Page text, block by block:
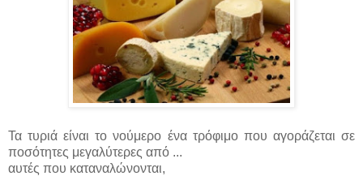
Τα τυριά είναι το νούμερο ένα τρόφιμο που αγοράζεται σε
ποσότητες μεγαλύτερες από ...
αυτές που καταναλώνονται,